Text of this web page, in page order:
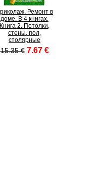
Ремонт в
доме. В 4 книгах.
Книга 2. Потолки,
стены, пол,
столярные
15.35 € 7.67 €